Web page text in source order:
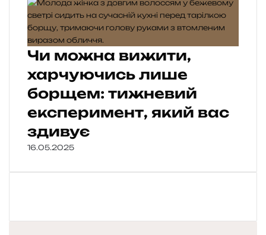
Чи можна вижити,
харчуючись лише
борщем: тижневий
експеримент, який вас
здивує
16.05.2025